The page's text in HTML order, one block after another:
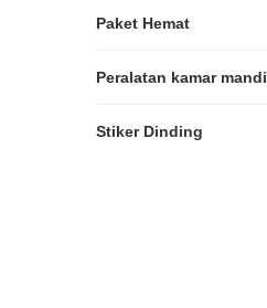
Paket Hemat
Peralatan kamar mandi
Stiker Dinding